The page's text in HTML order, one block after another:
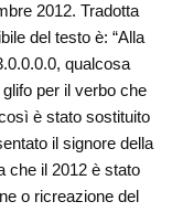
2012. Tradotta
del testo è: “Alla
qualcosa
per il verbo che
è stato sostituito
il signore della
che il 2012 è stato
o ricreazione del